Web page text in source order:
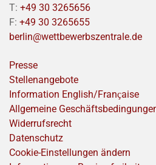
T: +49 30 3265656
F: +49 30 3265655
berlin@wettbewerbszentrale.de
Presse
Stellenangebote
Information English/Franҫaise
Allgemeine
Widerrufsrecht
Datenschutz
Cookie-Einstellungen ändern